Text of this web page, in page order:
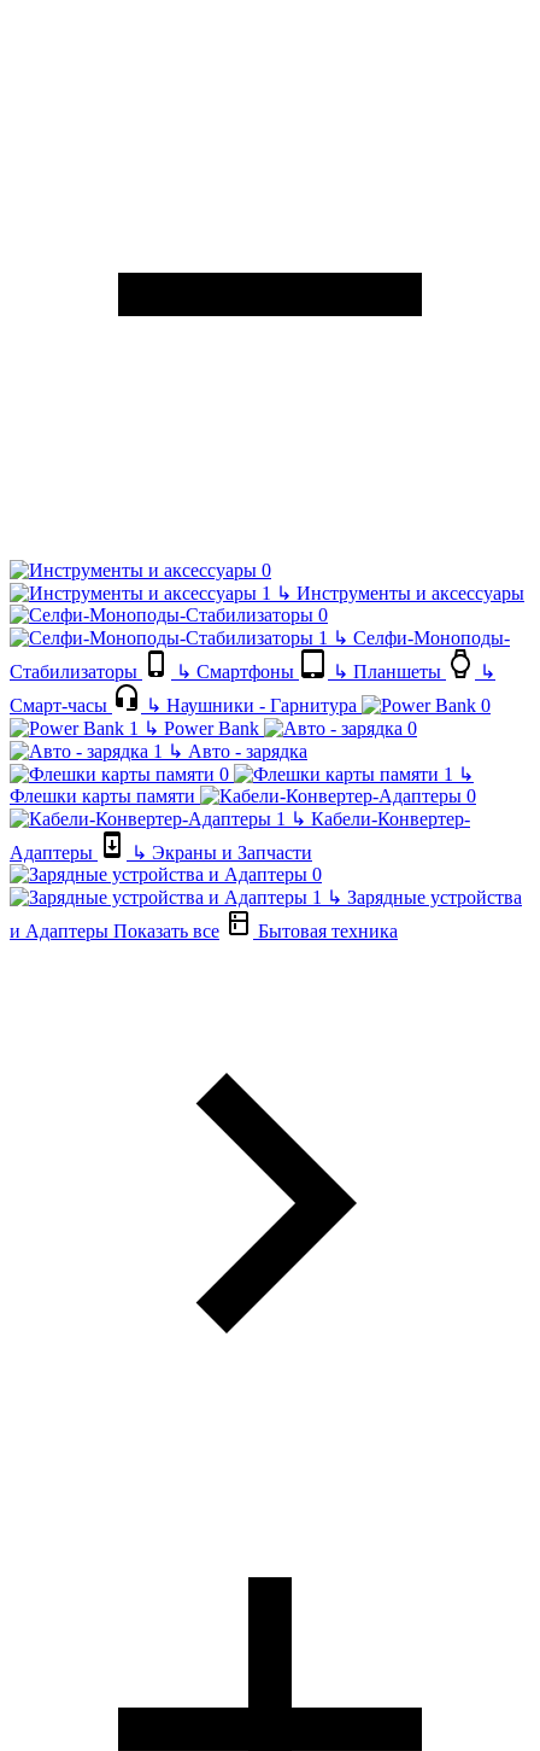
↳ Инструменты и аксессуары
↳ Селфи-Моноподы-
Стабилизаторы
↳ Смартфоны ↳ Планшеты
↳
Смарт-часы
↳ Наушники - Гарнитура
↳ Power Bank
↳ Авто - зарядка
↳
Флешки карты памяти
↳ Кабели-Конвертер-
Адаптеры
↳ Экраны и Запчасти
↳ Зарядные устройства
и Адаптеры Показать все Бытовая техника